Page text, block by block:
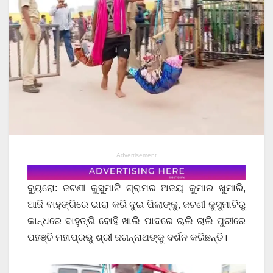
Advertisement
ବ୍ୟୁରୋ: ଜଟଣୀ କୁସୁମାଟି ଗ୍ରାମର ଅଜୟ କୁମାର ଖୁମାରି,
ଆଜି ବାହୁଙ୍ଗିରେ ଭାରା କରି ଦୁଇ ପିଲାଙ୍କୁ, ଜଟଣୀ କୁସୁମାଟିରୁ
କାନ୍ଧରେ ବାହୁଙ୍ଗି ବୋହି ଖାଲି ପାଦରେ ଚାଲି ଚାଲି ପୁରୀରେ
ପହଞ୍ଚି ମହାପ୍ରଭୁ ଶ୍ରୀ ଜଗନ୍ନାଥଙ୍କୁ ଦର୍ଶନ କରିଛନ୍ତି।